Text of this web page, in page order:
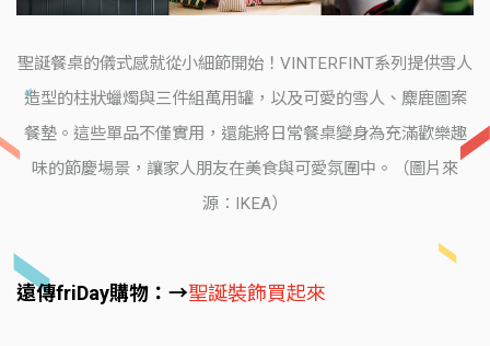
聖誕餐桌的儀式感就從小細節開始！VINTERFINT系列提供雪人
造型的柱狀蠟燭與三件組萬用罐，以及可愛的雪人、麋鹿圖案
餐墊。這些單品不僅實用，還能將日常餐桌變身為充滿歡樂趣
味的節慶場景，讓家人朋友在美食與可愛氛圍中。（圖片來
源：IKEA）
遠傳friDay購物：→聖誕裝飾買起來